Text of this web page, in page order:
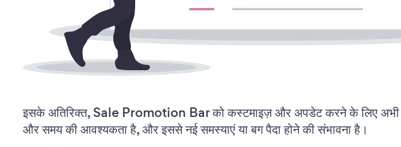
इसके अतिरिक्त, Sale Promotion Bar को कस्टमाइज़ और अपडेट करने के लिए अभी
और समय की आवश्यकता है, और इससे नई समस्याएं या बग पैदा होने की संभावना है।